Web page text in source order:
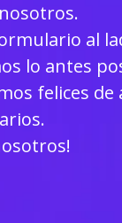
al
lo antes
felices de